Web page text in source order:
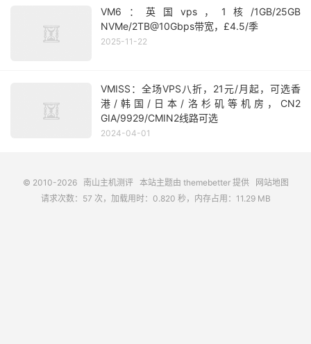
VM6：英国vps，1核/1GB/25GB
NVMe/2TB@10Gbps带宽，£4.5/季
2025-11-22
VMISS：全场VPS八折，21元/月起，可选香
港/韩国/日本/洛杉矶等机房，CN2
GIA/9929/CMIN2线路可选
2024-04-01
© 2010-2026 南山主机测评本站主题由 themebetter提供
网站地图
请求次数：57 次，加载用时：0.820 秒，内存占用：11.29 MB